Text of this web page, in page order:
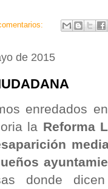
de 2015
enredados
la Reforma
donde